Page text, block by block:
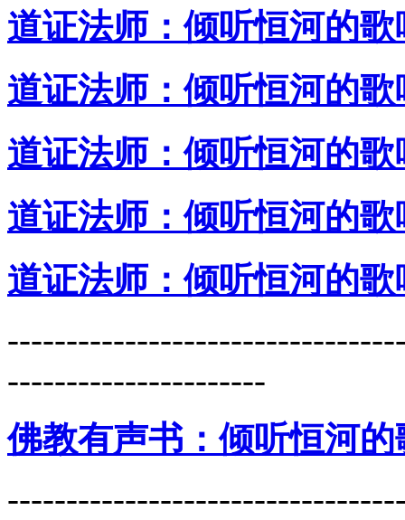
道证法师：倾听恒河的
道证法师：倾听恒河的
道证法师：倾听恒河的
道证法师：倾听恒河的
道证法师：倾听恒河的
----------------------
佛教有声书：倾听恒河的